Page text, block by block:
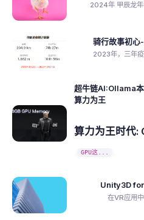
2024年 甲辰龙年
骑行故事初心
2023年，三年
超牛链AI:Ollama
算力为王
算力为王时代:
GPU这...
Unity3D
在VR应用中